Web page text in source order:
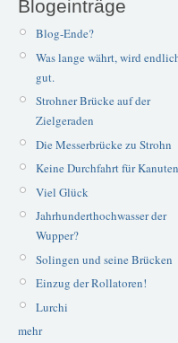
Blogeinträge
Blog-Ende?
Was lange währt, wird
gut.
Strohner Brücke auf der
Zielgeraden
Die Messerbrücke zu Strohn
Keine Durchfahrt für Kanuten
Viel Glück
Jahrhunderthochwasser der
Wupper?
Solingen und seine Brücken
Einzug der Rollatoren!
Lurchi
mehr